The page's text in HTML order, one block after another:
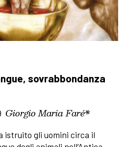
sovrabbondanza
Giorgio Maria Faré*
istruito gli uomini circa il